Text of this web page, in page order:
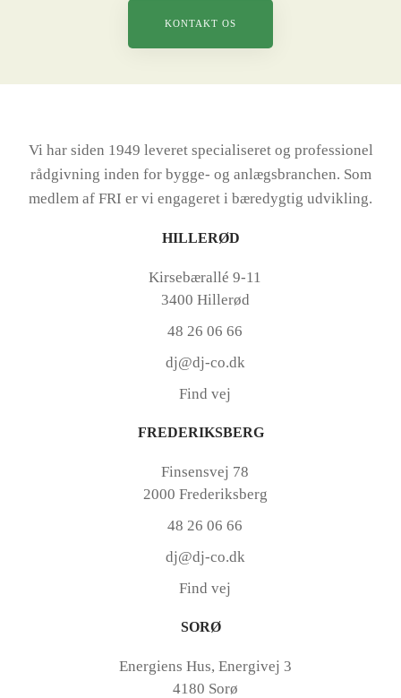
KONTAKT OS
Vi har siden 1949 leveret specialiseret og professionel
rådgivning inden for bygge- og anlægsbranchen. Som
medlem af FRI er vi engageret i bæredygtig udvikling.
HILLERØD
Kirsebærallé 9-11
3400 Hillerød
48 26 06 66
dj@dj-co.dk
Find vej
FREDERIKSBERG
Finsensvej 78
2000 Frederiksberg
48 26 06 66
dj@dj-co.dk
Find vej
SORØ
Energiens Hus, Energivej 3
4180 Sorø